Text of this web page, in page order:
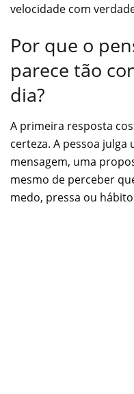
velocidade com
Por que o
parece tão
dia?
A primeira resposta
certeza. A pessoa julga
mensagem, uma
mesmo de perceber
medo, pressa ou